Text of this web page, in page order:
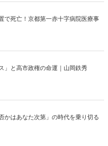
で死亡！京都第一赤十字病院医療事
」と高市政権の命運｜山岡鉄秀
かはあなた次第」の時代を乗り切る